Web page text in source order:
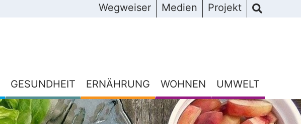
Wegweiser Medien Projekt
GESUNDHEIT ERNÄHRUNG WOHNEN UMWELT